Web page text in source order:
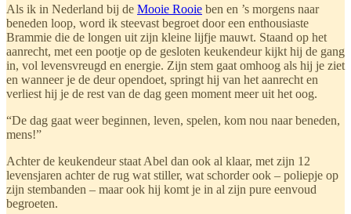
Als ik in Nederland bij de Mooie Rooie ben en ’s morgens naar
beneden loop, word ik steevast begroet door een enthousiaste
Brammie die de longen uit zijn kleine lijfje mauwt. Staand op het
aanrecht, met een pootje op de gesloten keukendeur kijkt hij de gang
in, vol levensvreugd en energie. Zijn stem gaat omhoog als hij je ziet
en wanneer je de deur opendoet, springt hij van het aanrecht en
verliest hij je de rest van de dag geen moment meer uit het oog.
“De dag gaat weer beginnen, leven, spelen, kom nou naar beneden,
mens!”
Achter de keukendeur staat Abel dan ook al klaar, met zijn 12
levensjaren achter de rug wat stiller, wat schorder ook – poliepje op
zijn stembanden – maar ook hij komt je in al zijn pure eenvoud
begroeten.